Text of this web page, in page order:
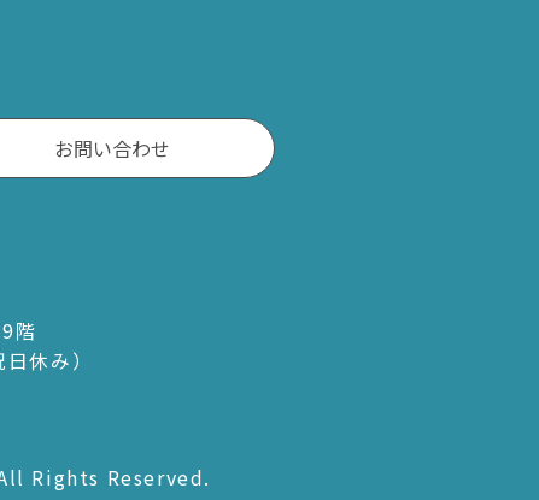
お問い合わせ
階
休み）
Rights Reserved.